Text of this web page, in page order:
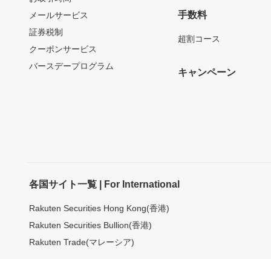
メールサービス
証券税制
クーポンサービス
バースデープログラム
手数料
超割コース
キャンペーン
各国サイト一覧 | For International
Rakuten Securities Hong Kong(香港)
Rakuten Securities Bullion(香港)
Rakuten Trade(マレーシア)